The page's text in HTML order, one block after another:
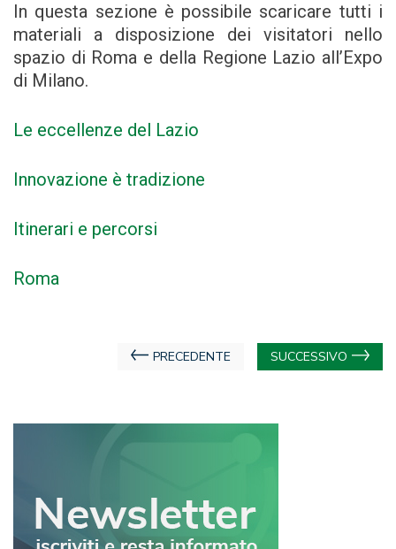
In questa sezione è possibile scaricare tutti i
materiali a disposizione dei visitatori nello
spazio di Roma e della Regione Lazio all’Expo
di Milano.
Le eccellenze del Lazio
Innovazione è tradizione
Itinerari e percorsi
Roma
Navigazione
PRECEDENTE SUCCESSIVO